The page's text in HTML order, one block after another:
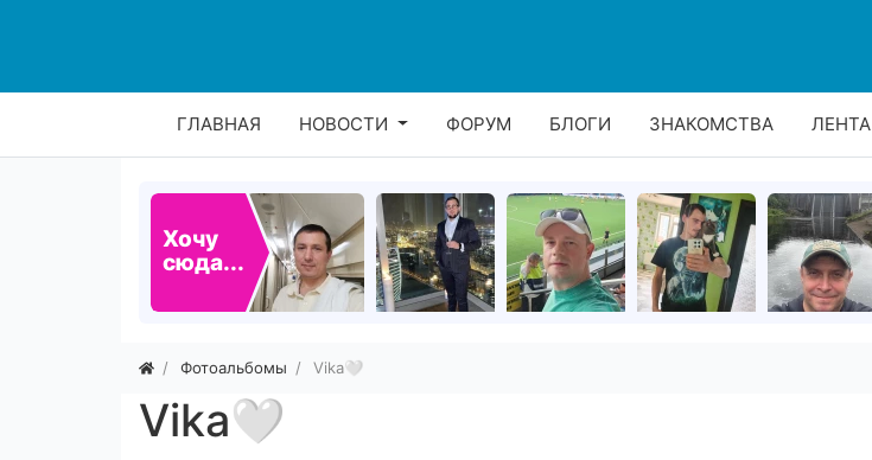
ГЛАВНАЯ НОВОСТИ ФОРУМ БЛОГИ ЗНАКОМСТВА ЛЕНТА
Хочу
сюда...
Фотоальбомы Vika🤍
Vika🤍